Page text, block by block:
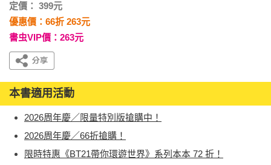
定價： 399元
優惠價：66折 263元
書虫VIP價：263元
本書適用活動
2026周年慶／限量特別版搶購中！
2026周年慶／66折搶購！
限時特惠《BT21帶你環遊世界》系列本本 72 折！